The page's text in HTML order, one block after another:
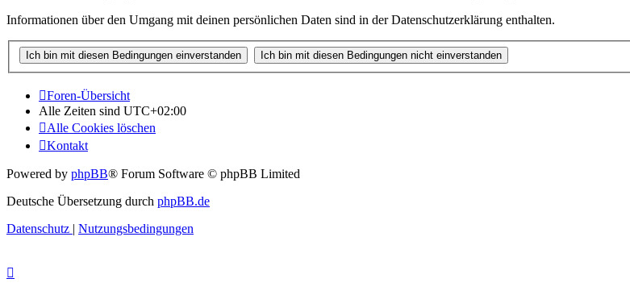
Informationen über den Umgang mit deinen persönlichen Daten sind in der Datenschutzerklärung enthalten.
Foren-Übersicht
Alle Zeiten sind UTC+02:00
Alle Cookies löschen
Kontakt
Powered by phpBB® Forum Software © phpBB Limited
Deutsche Übersetzung durch phpBB.de
Datenschutz | Nutzungsbedingungen